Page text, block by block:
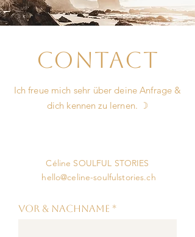
Contact
Ich freue mich sehr über deine Anfrage &
dich kennen zu lernen. ☽
Céline SOULFUL STORIES
hello@celine-soulfulstories.ch
Vor & Nachname